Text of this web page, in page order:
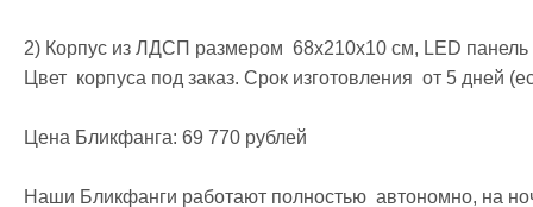
2) Корпус из ЛДСП размером  68х210х10 см, LED панель
Цвет  корпуса под заказ. Срок изготовления  от 5 дней
Цена Бликфанга: 69 770 рублей
Наши Бликфанги работают полностью  автономно, на